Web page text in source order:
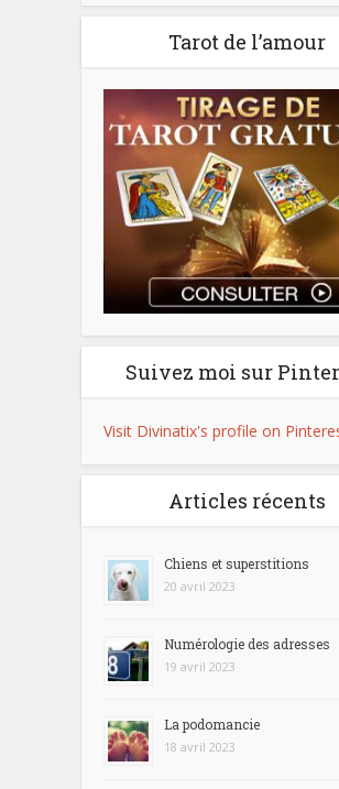
Tarot de l’amour
Suivez moi sur
Visit Divinatix's profile on
Articles récents
Chiens et superstitions
20 avril 2023
Numérologie des adresses
19 avril 2023
La podomancie
18 avril 2023